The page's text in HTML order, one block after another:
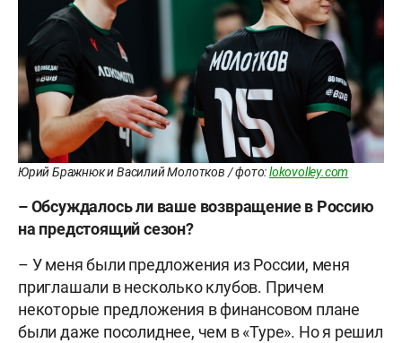
Юрий Бражнюк и Василий Молотков / фото:lokovolley.com
– Обсуждалось ли ваше возвращение в Россию
на предстоящий сезон?
– У меня были предложения из России, меня
приглашали в несколько клубов. Причем
некоторые предложения в финансовом плане
были даже посолиднее, чем в «Туре». Но я решил